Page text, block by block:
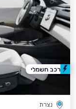
נצרת
רכב חשמלי